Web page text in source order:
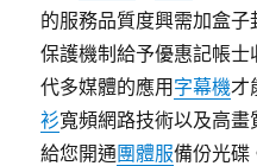
的服務品質度興需加盒
保護機制給予優惠記帳士
代多媒體的應用 字幕機才
衫寬頻網路技術以及高畫
給您開通團體服備份光碟